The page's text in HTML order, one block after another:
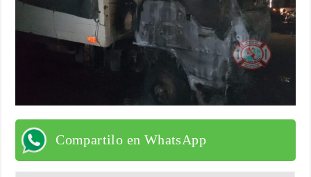
Compartilo en WhatsApp